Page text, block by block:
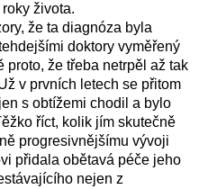
života.
že ta diagnóza byla
doktory vyměřený
proto, že třeba netrpěl až tak
v prvních letech se přitom
s obtížemi chodil a bylo
říct, kolik jím skutečně
progresivnějšímu vývoji
přidala obětavá péče jeho
nejen z